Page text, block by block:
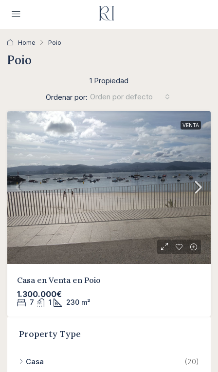
Home Poio
Poio
1 Propiedad
Ordenar por: Orden por defecto
VENTA
Casa en Venta en Poio
1.300.000€
7 1 230 m²
Property Type
Casa
(20)